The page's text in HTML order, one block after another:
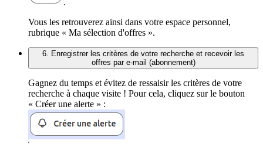
.
Vous les retrouverez ainsi dans votre espace personnel,
rubrique « Ma sélection d'offres ».
6. Enregistrer les critères de votre recherche et recevoir les
offres par e-mail (abonnement)
Gagnez du temps et évitez de ressaisir les critères de votre
recherche à chaque visite ! Pour cela, cliquez sur le bouton
« Créer une alerte » :